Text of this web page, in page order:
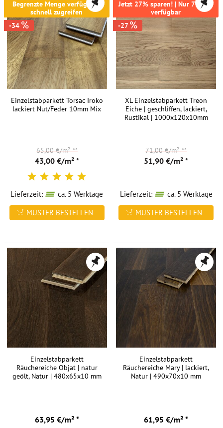
Begrenzte Menge verfügbar -
schnell zugreifen
-34
Einzelstabparkett Torsac Iroko
lackiert Nut/Feder 10mm Mix
43,00 €/m² *
65,00 €/m²**
Lieferzeit:
ca. 5 Werktage
MUSTER BESTELLEN -
Jetzt 27% sparen! | Nur 78,7m²
verfügbar
-27
XL Einzelstabparkett Treon
Eiche | geschliffen, lackiert,
Rustikal | 1000x120x10mm
51,90 €/m² *
71,00 €/m²**
Lieferzeit:
ca. 5 Werktage
MUSTER BESTELLEN -
Einzelstabparkett
Räuchereiche Objat | natur
geölt, Natur | 480x65x10 mm
63,95 €/m² *
Einzelstabparkett
Räuchereiche Mary | lackiert,
Natur | 490x70x10 mm
61,95 €/m² *